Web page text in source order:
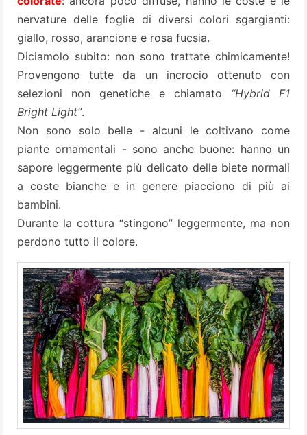
nervature delle foglie di diversi colori sgargianti:
giallo, rosso, arancione e rosa fucsia.
Diciamolo subito: non sono trattate chimicamente!
Provengono tutte da un incrocio ottenuto con
selezioni non genetiche e chiamato “Hybrid F1
Bright Light”.
Non sono solo belle - alcuni le coltivano come
piante ornamentali - sono anche buone: hanno un
sapore leggermente più delicato delle biete normali
a coste bianche e in genere piacciono di più ai
bambini.
Durante la cottura “stingono” leggermente, ma non
perdono tutto il colore.